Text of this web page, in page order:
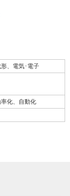
、電気･電子
化、自動化